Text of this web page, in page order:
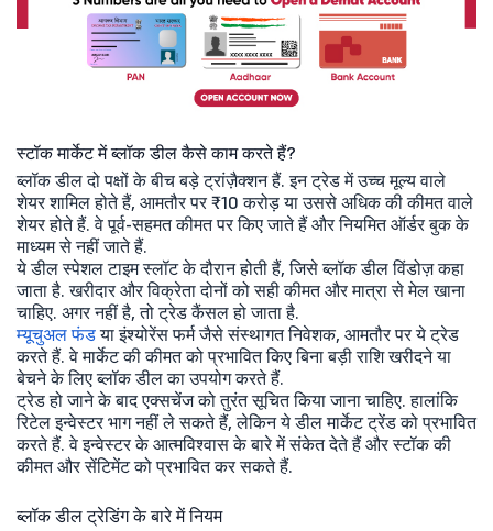
स्टॉक मार्केट में ब्लॉक डील कैसे काम करते हैं?
ब्लॉक डील दो पक्षों के बीच बड़े ट्रांज़ैक्शन हैं. इन ट्रेड में उच्च मूल्य वाले
शेयर शामिल होते हैं, आमतौर पर ₹10 करोड़ या उससे अधिक की कीमत वाले
शेयर होते हैं. वे पूर्व-सहमत कीमत पर किए जाते हैं और नियमित ऑर्डर बुक के
माध्यम से नहीं जाते हैं.
ये डील स्पेशल टाइम स्लॉट के दौरान होती हैं, जिसे ब्लॉक डील विंडोज़ कहा
जाता है. खरीदार और विक्रेता दोनों को सही कीमत और मात्रा से मेल खाना
चाहिए. अगर नहीं है, तो ट्रेड कैंसल हो जाता है.
म्यूचुअल फंडया इंश्योरेंस फर्म जैसे संस्थागत निवेशक, आमतौर पर ये ट्रेड
करते हैं. वे मार्केट की कीमत को प्रभावित किए बिना बड़ी राशि खरीदने या
बेचने के लिए ब्लॉक डील का उपयोग करते हैं.
ट्रेड हो जाने के बाद एक्सचेंज को तुरंत सूचित किया जाना चाहिए. हालांकि
रिटेल इन्वेस्टर भाग नहीं ले सकते हैं, लेकिन ये डील मार्केट ट्रेंड को प्रभावित
करते हैं. वे इन्वेस्टर के आत्मविश्वास के बारे में संकेत देते हैं और स्टॉक की
कीमत और सेंटिमेंट को प्रभावित कर सकते हैं.
ब्लॉक डील ट्रेडिंग के बारे में नियम